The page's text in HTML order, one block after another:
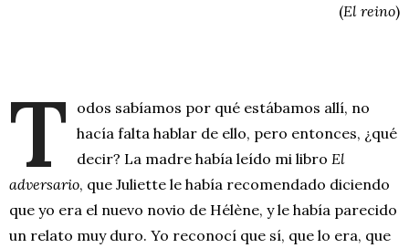
(El reino)
T
odos sabíamos por qué estábamos allí, no
hacía falta hablar de ello, pero entonces, ¿qué
decir? La madre había leído mi libro El
adversario, que Juliette le había recomendado diciendo
que yo era el nuevo novio de Hélène, y le había parecido
un relato muy duro. Yo reconocí que sí, que lo era, que